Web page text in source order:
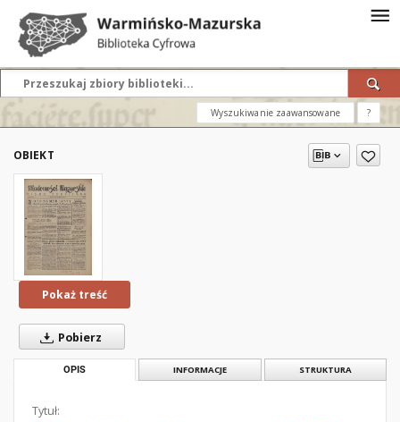
Wyszukiwanie zaawansowane ?
OBIEKT
Pokaż treść
Pobierz
OPIS INFORMACJE STRUKTURA
Tytuł: